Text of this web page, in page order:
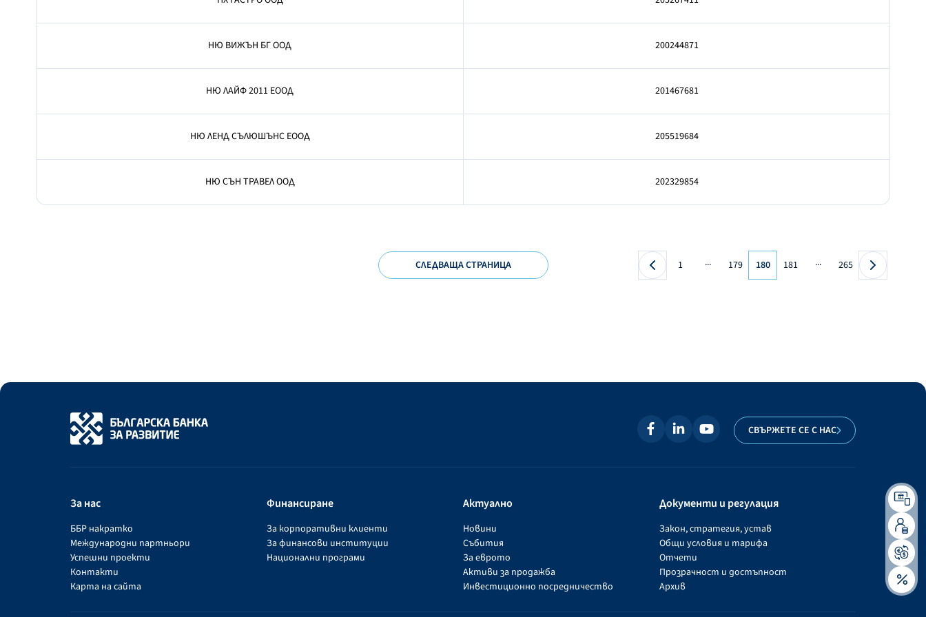
НЮ ВИЖЪН БГ ООД 200244871
НЮ ЛАЙФ 2011 ЕООД 201467681
НЮ ЛЕНД СЪЛЮШЪНС ЕООД 205519684
НЮ СЪН ТРАВЕЛ ООД 202329854
СЛЕДВАЩА СТРАНИЦА 1 ... 179 180 181 ... 265
СВЪРЖЕТЕ СЕ С НАС
За нас
ББР накратко
Международни партньори
Успешни проекти
Контакти
Карта на сайта
Финансиране
За корпоративни клиенти
За финансови институции
Национални програми
Актуално
Новини
Събития
За еврото
Активи за продажба
Инвестиционно посредничество
Документи и регулация
Закон, стратегия, устав
Общи условия и тарифа
Отчети
Прозрачност и достъпност
Архив